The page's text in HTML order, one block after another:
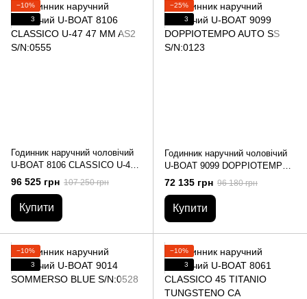
−10%
3
Годинник наручний чоловічий
U-BOAT 8106 CLASSICO U-47
47 MM AS2 S/N:0555
96 525 грн 107 250 грн
Купити
−25%
3
Годинник наручний чоловічий
U-BOAT 9099 DOPPIOTEMPO
AUTO SS S/N:0123
72 135 грн 96 180 грн
Купити
−10%
3
−10%
3